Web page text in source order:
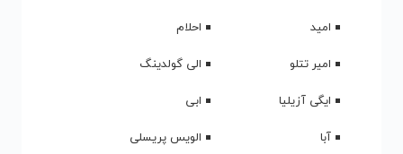
امید
احلام
امیر تتلو
الی گولدینگ
ایگی آزیلیا
ابی
آبا
الویس پریسلی